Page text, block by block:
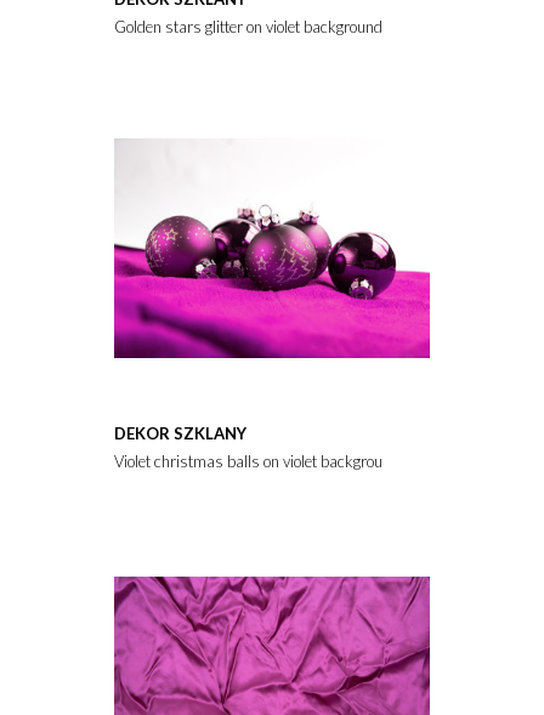
Golden stars glitter on violet background.
DEKOR SZKLANY
Violet christmas balls on violet background